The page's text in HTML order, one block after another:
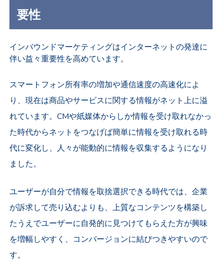
要性
インバウンドマーケティングはインターネットの発達に
伴い益々重要性を高めています。
スマートフォン所有率の増加や通信速度の高速化によ
り、現在は商品やサービスに関する情報がネット上に溢
れています。CMや紙媒体からしか情報を受け取れなかっ
た時代からネットをつなげば簡単に情報を受け取れる時
代に変化し、人々が能動的に情報を収集するようになり
ました。
ユーザーが自分で情報を取捨選択できる時代では、企業
が訴求して売り込むよりも、上質なコンテンツを構築し
たうえでユーザーに自発的に見つけてもらえた方が興味
を増幅しやすく、コンバージョンに結びつきやすいので
す。